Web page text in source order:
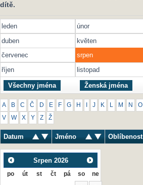
dítě.
leden únor
duben
květen
červenec
srpen
říjen
listopad
Všechny jména Ženská jména
A B C Č D E F G H J K M N O
V W X Y Z Ž
Datum Jméno Oblíbenost
Srpen 2026
po út st čt pá so ne